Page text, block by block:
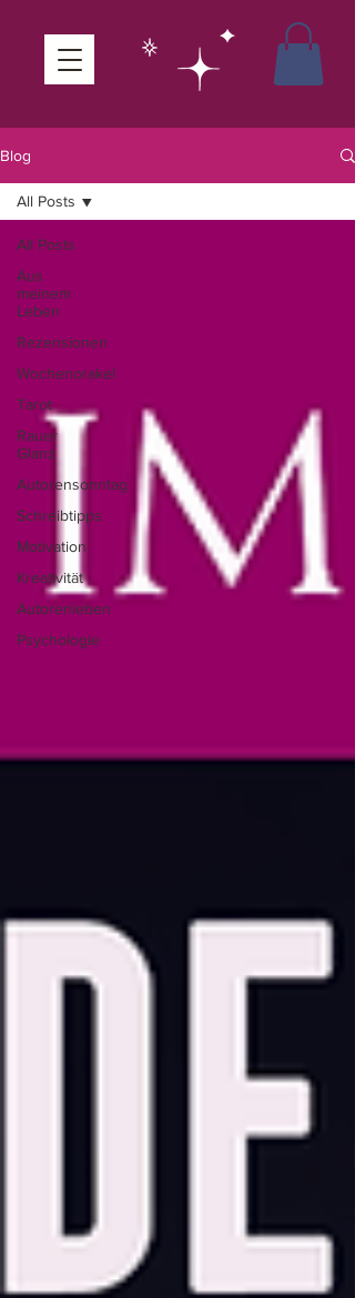
Blog
All Posts
Aus
meinem
Leben
Rezensionen
Wochenorakel
Tarot
Rauer
Glanz
Autorensonntag
Schreibtipps
Motivation
Kreativität
Autorenleben
Psychologie
All Posts